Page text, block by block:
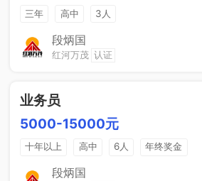
三年 高中 3人
段炳国
红河万茂 认证
业务员
5000-15000元
十年以上 高中 6人
年终奖金
销售奖金
综合补贴
段炳国